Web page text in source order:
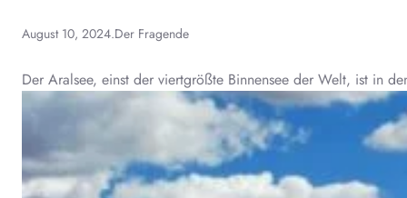
August 10, 2024.Der Fragende
Der Aralsee, einst der viertgrößte Binnensee der Welt, ist in